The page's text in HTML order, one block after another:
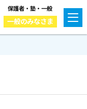
保護者・塾・一般
一般のみなさま